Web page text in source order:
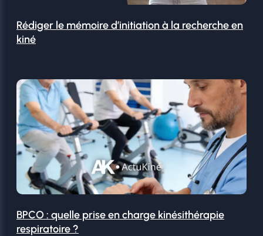
Rédiger le mémoire d’initiation à la recherche en
kiné
BPCO : quelle prise en charge kinésithérapie
respiratoire ?